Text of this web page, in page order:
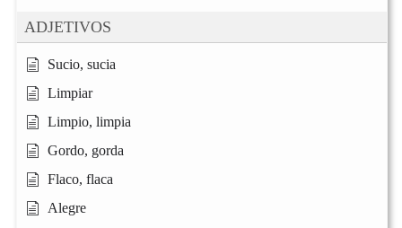
ADJETIVOS
Sucio, sucia
Limpiar
Limpio, limpia
Gordo, gorda
Flaco, flaca
Alegre